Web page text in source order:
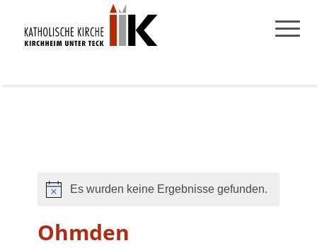
Hinweis
Es wurden keine Ergebnisse gefunden.
Ohmden